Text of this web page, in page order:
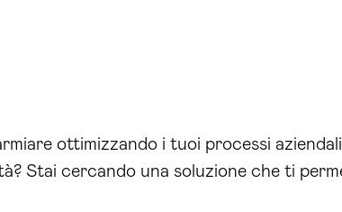
ottimizzando i tuoi processi
Stai cercando una soluzione che ti